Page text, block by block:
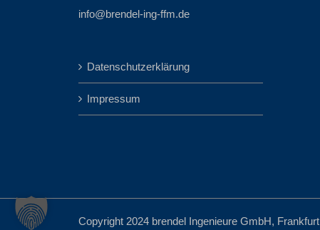
info@brendel-ing-ffm.de
Datenschutzerklärung
Impressum
Copyright 2024 brendel Ingenieure GmbH, Frankfurt